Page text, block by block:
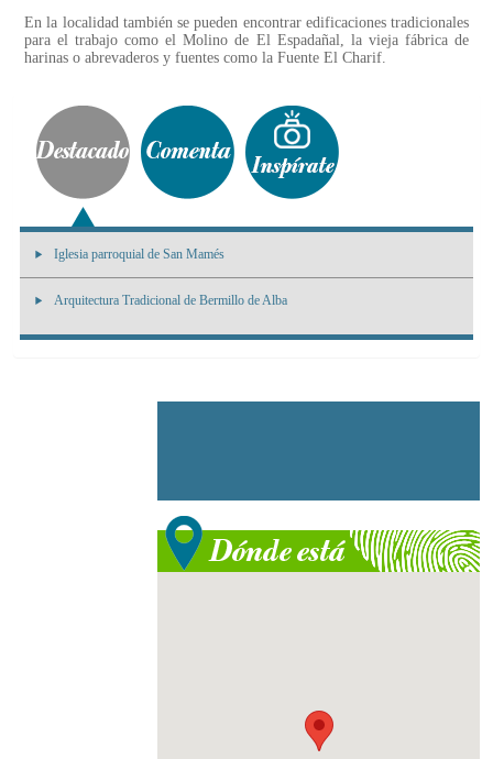
En la localidad también se pueden encontrar edificaciones tradicionales
para el trabajo como el Molino de El Espadañal, la vieja fábrica de
harinas o abrevaderos y fuentes como la Fuente El Charif.
Iglesia parroquial de San Mamés
Arquitectura Tradicional de Bermillo de Alba